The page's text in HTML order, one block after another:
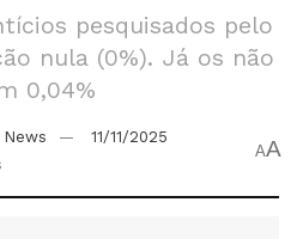
pesquisados pelo
nula (0%). Já os não
0,04%
News
11/11/2025
AA